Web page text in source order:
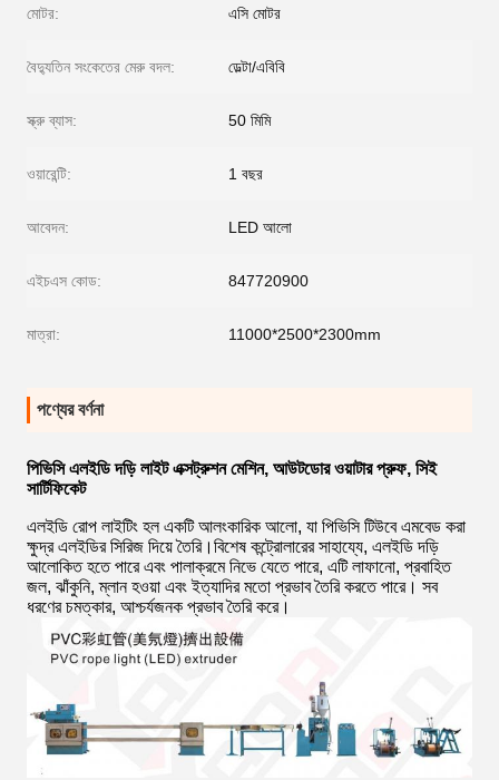
মোটর: এসি মোটর
বৈদ্যুতিন সংকেতের মেরু বদল: ডেল্টা/এবিবি
স্ক্রু ব্যাস: 50 মিমি
ওয়ারেন্টি: 1 বছর
আবেদন: LED আলো
এইচএস কোড: 847720900
মাত্রা: 11000*2500*2300mm
পণ্যের বর্ণনা
পিভিসি এলইডি দড়ি লাইট এক্সট্রুশন মেশিন, আউটডোর ওয়াটার প্রুফ, সিই
সার্টিফিকেট
এলইডি রোপ লাইটিং হল একটি আলংকারিক আলো, যা পিভিসি টিউবে এমবেড করা
ক্ষুদ্র এলইডির সিরিজ দিয়ে তৈরি।বিশেষ কন্ট্রোলারের সাহায্যে, এলইডি দড়ি
আলোকিত হতে পারে এবং পালাক্রমে নিভে যেতে পারে, এটি লাফানো, প্রবাহিত
জল, ঝাঁকুনি, ম্লান হওয়া এবং ইত্যাদির মতো প্রভাব তৈরি করতে পারে। সব
ধরণের চমত্কার, আশ্চর্যজনক প্রভাব তৈরি করে।